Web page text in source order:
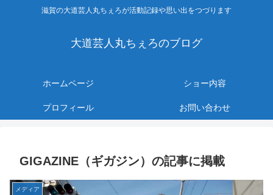
滋賀の大道芸人丸ちぇろが活動記録や思い出をつづります
大道芸人丸ちぇろのブログ
ホームページ ショー内容
プロフィール お問い合わせ
GIGAZINE（ギガジン）の記事に掲載
メディア